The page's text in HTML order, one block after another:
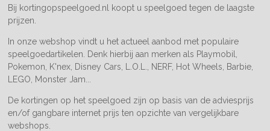
m
Bij kortingopspeelgoed.nl koopt u speelgoed tegen de laagste
prijzen.
In onze webshop vindt u het actueel aanbod met populaire
speelgoedartikelen. Denk hierbij aan merken als Playmobil,
Pokemon, K'nex, Disney Cars, L.O.L., NERF, Hot Wheels, Barbie,
LEGO, Monster Jam...
De kortingen op het speelgoed zijn op basis van de adviesprijs
en/of gangbare internet prijs ten opzichte van vergelijkbare
webshops.